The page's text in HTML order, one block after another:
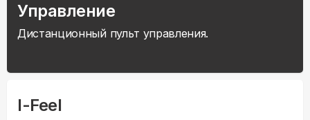
Управление
Дистанционный пульт управления.
I-Feel